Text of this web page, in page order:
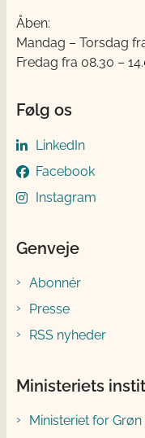
Åben:
Mandag – Torsdag
Fredag fra 08.30 –
Følg os
LinkedIn
Facebook
Instagram
Genveje
Abonnér
Presse
RSS nyheder
Ministeriets
Ministeriet for